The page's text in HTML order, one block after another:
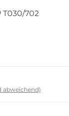
T030/702
abweichend)